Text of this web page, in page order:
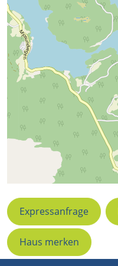
Expressanfrage
Haus merken